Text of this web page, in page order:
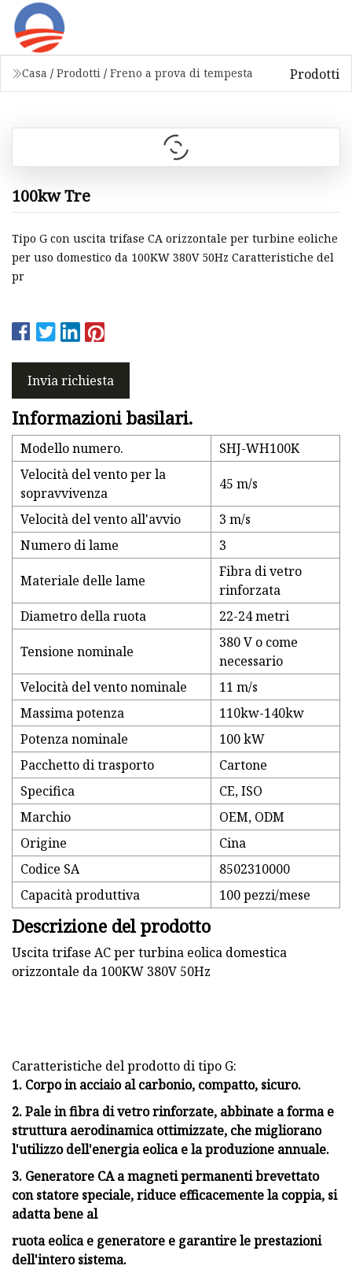
Casa / Prodotti / Freno a prova di tempesta Prodotti
100kw Tre
Tipo G con uscita trifase CA orizzontale per turbine eoliche
per uso domestico da 100KW 380V 50Hz Caratteristiche del
pr
Invia richiesta
Informazioni basilari.
Modello numero.
SHJ-WH100K
Velocità del vento per la
sopravvivenza
45 m/s
Velocità del vento all'avvio
3 m/s
Numero di lame
3
Materiale delle lame
Fibra di vetro
rinforzata
Diametro della ruota
22-24 metri
Tensione nominale
380 V o come
necessario
Velocità del vento nominale
11 m/s
Massima potenza
110kw-140kw
Potenza nominale
100 kW
Pacchetto di trasporto
Cartone
Specifica
CE, ISO
Marchio
OEM, ODM
Origine
Cina
Codice SA
8502310000
Capacità produttiva
100 pezzi/mese
Descrizione del prodotto
Uscita trifase AC per turbina eolica domestica
orizzontale da 100KW 380V 50Hz
Caratteristiche del prodotto di tipo G:
1. Corpo in acciaio al carbonio, compatto, sicuro.
2. Pale in fibra di vetro rinforzate, abbinate a forma e
struttura aerodinamica ottimizzate, che migliorano
l'utilizzo dell'energia eolica e la produzione annuale.
3. Generatore CA a magneti permanenti brevettato
con statore speciale, riduce efficacemente la coppia, si
adatta bene al
ruota eolica e generatore e garantire le prestazioni
dell'intero sistema.